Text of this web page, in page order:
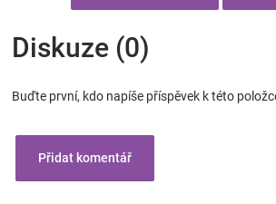
Diskuze (0)
Buďte první, kdo napíše příspěvek k této
Přidat komentář